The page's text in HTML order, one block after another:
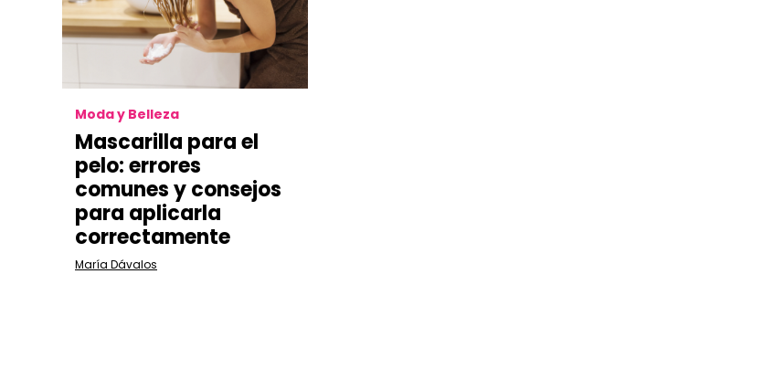
Moda y Belleza
Mascarilla para el
pelo:errores
comunes y consejos
para aplicarla
correctamente
María Dávalos